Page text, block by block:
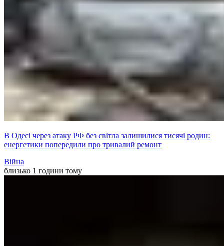
В Одесі через атаку РФ без світла залишилися тисячі родин:
енергетики попередили про тривалий ремонт
Війна
близько 1 години тому